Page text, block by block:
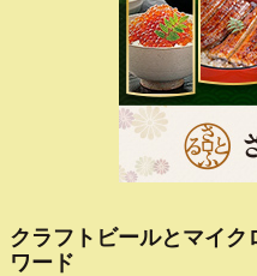
クラフトビールとマイ
ワード